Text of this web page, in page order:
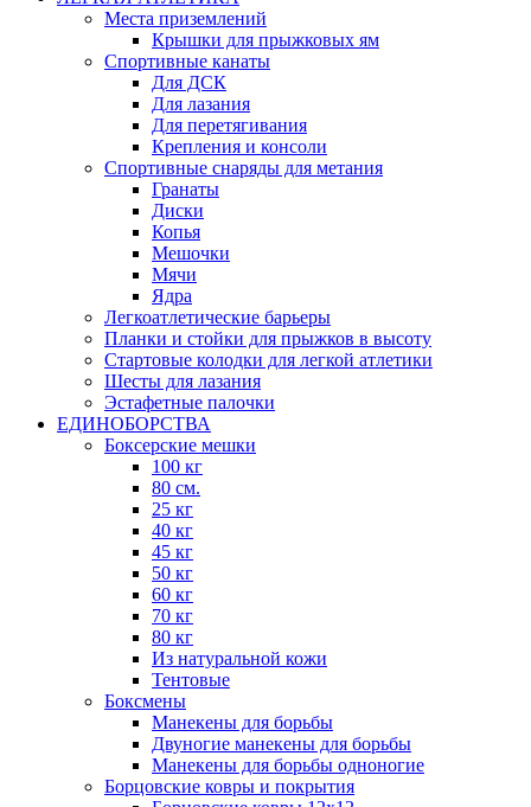
Места приземлений
Крышки для прыжковых ям
Спортивные канаты
Для ДСК
Для лазания
Для перетягивания
Крепления и консоли
Спортивные снаряды для метания
Гранаты
Диски
Копья
Мешочки
Мячи
Ядра
Легкоатлетические барьеры
Планки и стойки для прыжков в высоту
Стартовые колодки для легкой атлетики
Шесты для лазания
Эстафетные палочки
ЕДИНОБОРСТВА
Боксерские мешки
100 кг
80 см.
25 кг
40 кг
45 кг
50 кг
60 кг
70 кг
80 кг
Из натуральной кожи
Тентовые
Боксмены
Манекены для борьбы
Двуногие манекены для борьбы
Манекены для борьбы одноногие
Борцовские ковры и покрытия